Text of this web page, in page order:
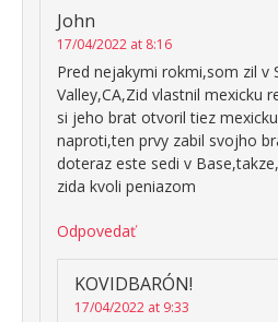
John
17/04/2022 at 8:16
Pred nejakymi rokmi,som zil v
Valley,CA,Zid vlastnil mexicku
si jeho brat otvoril tiez
naproti,ten prvy zabil svojho
doteraz este sedi v
zida kvoli peniazom
Odpovedať
KOVIDBARÓN!
17/04/2022 at 9:33